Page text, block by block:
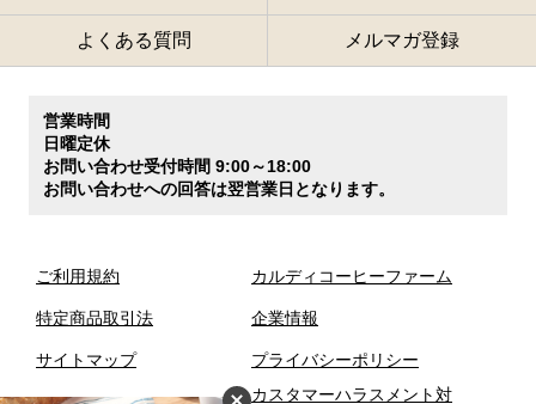
よくある質問 メルマガ登録
営業時間
日曜定休
お問い合わせ受付時間 9:00～18:00
お問い合わせへの回答は翌営業日となります。
ご利用規約
特定商品取引法
サイトマップ
カルディコーヒーファーム
企業情報
プライバシーポリシー
カスタマーハラスメント対